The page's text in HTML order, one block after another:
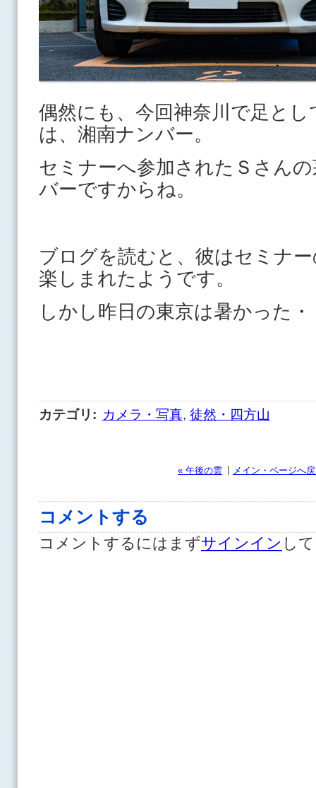
偶然にも、今回神奈川で足と
は、湘南ナンバー。
セミナーへ参加されたＳさん
バーですからね。
ブログを読むと、彼はセミナ
楽しまれたようです。
しかし昨日の東京は暑かった
カテゴリ : カメラ・写真, 徒然・四方山
« 午後の雲 メイン・ページへ
コメントする
コメントするにはまずサインイン し